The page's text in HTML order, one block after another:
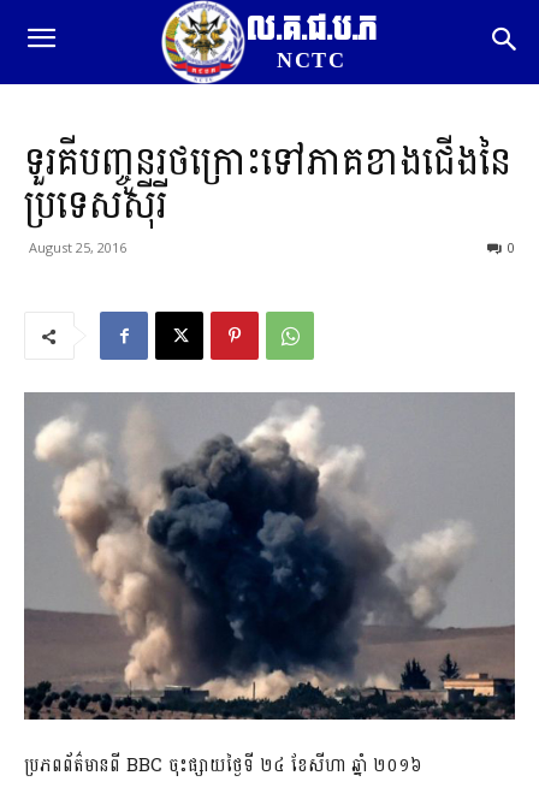
ល.គ.ជ.ប.ភ
NCTC
ទួរគីបញ្ចូនរថក្រោះទៅភាគខាងជើងនៃ
ប្រទេសស៊ីរី
August 25, 2016 0
ប្រភពព័ត៌មានពី BBC ចុះផ្សាយថ្ងៃទី ២៤ ខែសីហា ឆ្នាំ ២០១៦